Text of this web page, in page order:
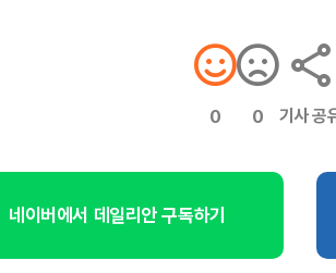
0 0 기사 공
네이버에서 데일리안 구독하기